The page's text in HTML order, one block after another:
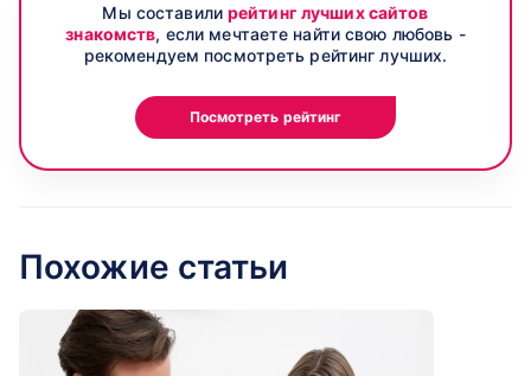
Мы составилирейтинг лучших сайтов
знакомств, если мечтаете найти свою любовь -
рекомендуем посмотреть рейтинг лучших.
Посмотреть рейтинг
Похожие статьи